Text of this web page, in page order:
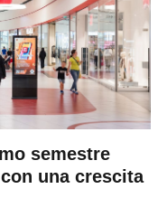
semestre
una crescita